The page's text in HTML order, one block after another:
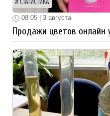
СТАТИСТИКА
08:05 | 3 августа
Продажи цветов онлайн